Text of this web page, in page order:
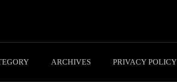
ARCHIVES PRIVACY POLICY